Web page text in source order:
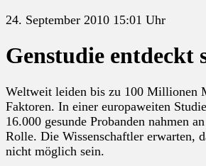
24. September 2010 15:01 Uhr
Genstudie entdeckt
Weltweit leiden bis zu 100 Millionen
Faktoren. In einer europaweiten
16.000 gesunde Probanden nahmen
Rolle. Die Wissenschaftler erwarten,
nicht möglich sein.